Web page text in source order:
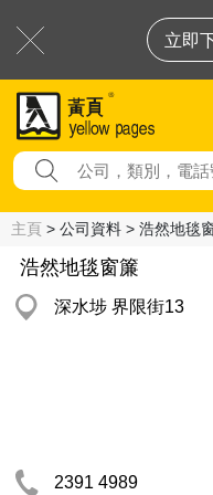
立即
主頁 > 公司資料 > 浩然地毯
浩然地毯窗簾
深水埗 界限街13
2391 4989